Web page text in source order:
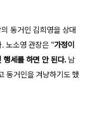
동거인 김희영을 상대
노소영 관장은 "가정이
행세를 하면 안 된다. 남
동거인을 겨냥하기도 했